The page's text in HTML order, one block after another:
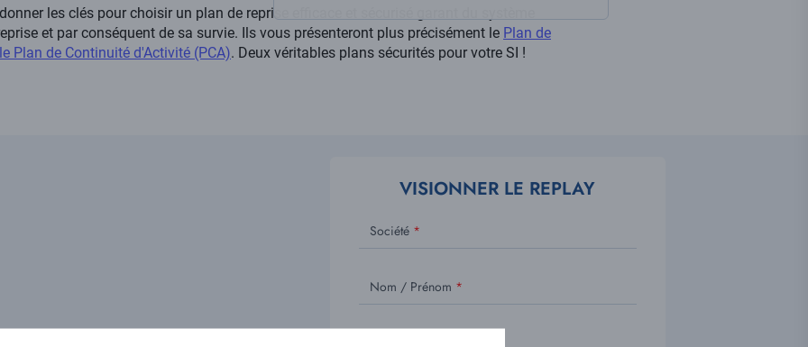
les clés pour choisir un plan de reprise efficace et sécurisé garant du système
et par conséquent de sa survie. Ils vous présenteront plus précisément le Plan de
Plan de Continuité d'Activité (PCA). Deux véritables plans sécurités pour votre SI !
VISIONNER LE REPLAY
Société
Nom / Prénom